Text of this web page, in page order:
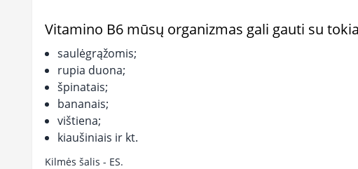
Vitamino B6 mūsų organizmas gali gauti su
saulėgrąžomis;
rupia duona;
špinatais;
bananais;
vištiena;
kiaušiniais ir kt.
Kilmės šalis - ES.